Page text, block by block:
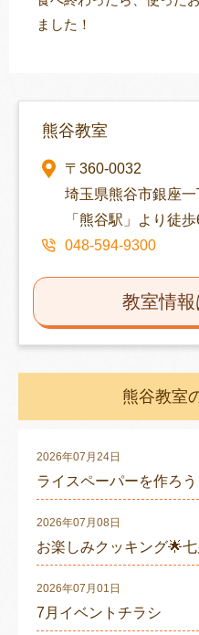
ました！
熊谷教室
〒360-0032
埼玉県熊谷市銀座
「熊谷駅」より徒
048-594-9300
教室情報
熊谷教室
2026年07月24日
ライスペーパーを作ろう
2026年07月08日
お楽しみクッキング🌟
2026年07月01日
7月イベントチラシ